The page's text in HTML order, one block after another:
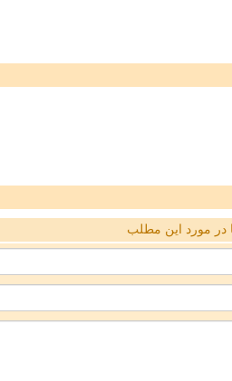
در مورد این مطلب